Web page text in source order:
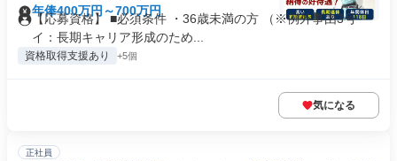
年俸400万円～700万円
【応募資格】 ■必須条件 ・36歳未満の方 （※例外事由3号
イ：長期キャリア形成のため...
資格取得支援あり +5個
気になる
正社員